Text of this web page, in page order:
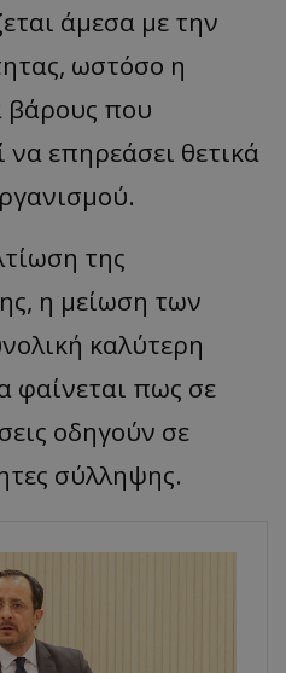
άμεσα με την
ωστόσο η
βάρους που
να επηρεάσει θετικά
της
η μείωση των
καλύτερη
φαίνεται πως σε
οδηγούν σε
σύλληψης.